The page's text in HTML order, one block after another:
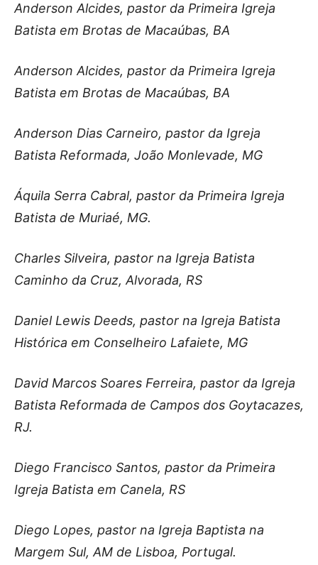
Anderson Alcides, pastor da Primeira Igreja
Batista em Brotas de Macaúbas, BA
Anderson Alcides, pastor da Primeira Igreja
Batista em Brotas de Macaúbas, BA
Anderson Dias Carneiro, pastor da Igreja
Batista Reformada, João Monlevade, MG
Áquila Serra Cabral, pastor da Primeira Igreja
Batista de Muriaé, MG.
Charles Silveira, pastor na Igreja Batista
Caminho da Cruz, Alvorada, RS
Daniel Lewis Deeds, pastor na Igreja Batista
Histórica em Conselheiro Lafaiete, MG
David Marcos Soares Ferreira, pastor da Igreja
Batista Reformada de Campos dos Goytacazes,
RJ.
Diego Francisco Santos, pastor da Primeira
Igreja Batista em Canela, RS
Diego Lopes, pastor na Igreja Baptista na
Margem Sul, AM de Lisboa, Portugal.